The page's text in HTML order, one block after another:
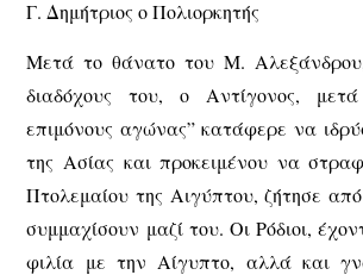
Γ. Δημήτριος ο Πολιορκητής
Μετά το θάνατο του Μ.
διαδόχους του, ο Αντίγονος,
επιμόνους αγώνας” κατάφερε να
της Ασίας και προκειμένου να
Πτολεμαίου της Αιγύπτου, ζήτησε
συμμαχίσουν μαζί του. Οι Ρόδιοι,
φιλία με την Αίγυπτο, αλλά και